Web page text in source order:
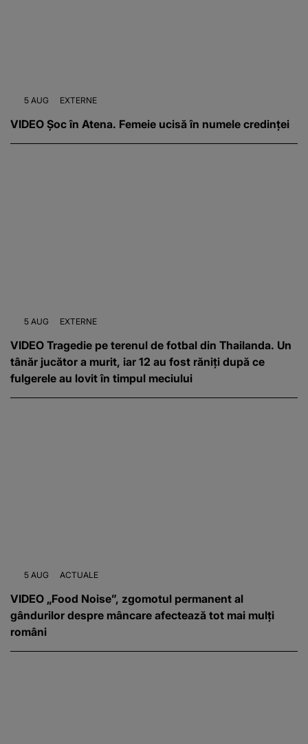
5 AUG EXTERNE
VIDEO Șoc în Atena. Femeie ucisă în numele credinței
5 AUG EXTERNE
VIDEO Tragedie pe terenul de fotbal din Thailanda. Un
tânăr jucător a murit, iar 12 au fost răniți după ce
fulgerele au lovit în timpul meciului
5 AUG ACTUALE
VIDEO „Food Noise”, zgomotul permanent al
gândurilor despre mâncare afectează tot mai mulți
români